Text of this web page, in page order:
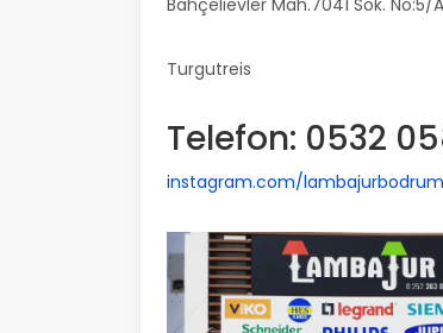
Bahçelievler Mah.7041 Sok. No:5/A
Turgutreis
Telefon: 0532
instagram.com/